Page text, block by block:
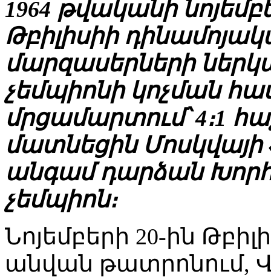
1964 թվականի
Թբիլիսիի
մարզասերների
չեմպիոնի կոչման
մրցամարտում՝ 4։1
մատնեցին Մոսկվայի
անգամ դարձան
չեմպիոն։
Նոյեմբերի 20-ին
անվան թատրոնում,